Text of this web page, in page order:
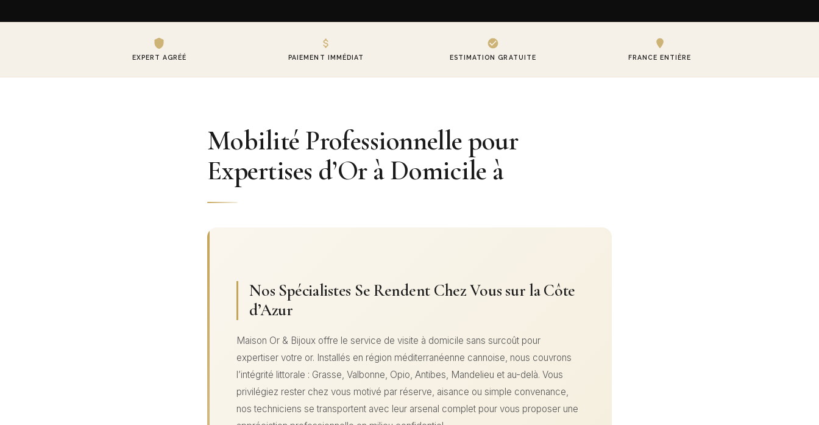
EXPERT AGRÉÉ PAIEMENT IMMÉDIAT ESTIMATION GRATUITE FRANCE ENTIÈRE
Mobilité Professionnelle pour
Expertises d’Or à Domicile à
Nos Spécialistes Se Rendent Chez Vous sur la Côte
d’Azur
Maison Or & Bijoux offre le service de visite à domicile sans surcoût pour
expertiser votre or. Installés en région méditerranéenne cannoise, nous couvrons
l’intégrité littorale : Grasse, Valbonne, Opio, Antibes, Mandelieu et au-delà. Vous
privilégiez rester chez vous motivé par réserve, aisance ou simple convenance,
nos techniciens se transportent avec leur arsenal complet pour vous proposer une